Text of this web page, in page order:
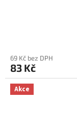
69 Kč bez DPH
83 Kč
Akce